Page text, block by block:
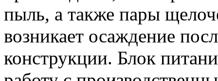
пыль, а также пары
возникает осаждение
конструкции. Блок